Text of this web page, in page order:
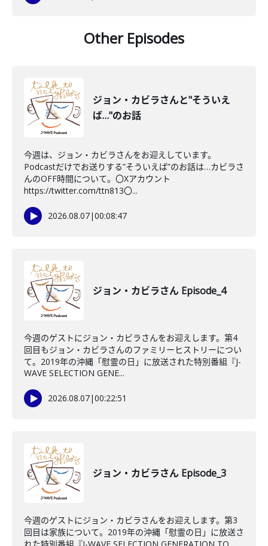
Other Episodes
ジョン・カビラさんと"そういえ
ば…"のお話
今週は、ジョン・カビラさんをお迎えしています。
Podcastだけでお送りする”そういえば”のお話は…カビラさ
んのOFF時間について。〇Xアカウント
https://twitter.com/ttn813〇...
2026.08.07|00:08:47
ジョン・カビラさん Episode_4
今週のゲストにジョン・カビラさんをお迎えします。第4
回目もジョン・カビラさんのファミリーヒストリーについ
て。2019年の沖縄「慰霊の日」に放送された特別番組『J-
WAVE SELECTION GENE...
2026.08.07|00:22:51
ジョン・カビラさん Episode_3
今週のゲストにジョン・カビラさんをお迎えします。第3
回目は家族について。2019年の沖縄「慰霊の日」に放送さ